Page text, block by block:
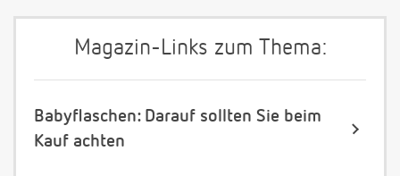
Magazin-Links zum Thema:
Babyflaschen: Darauf sollten Sie beim
Kauf achten